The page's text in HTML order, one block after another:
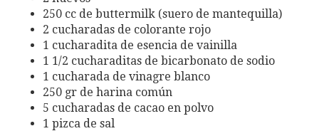
250 cc de buttermilk (suero de mantequilla)
2 cucharadas de colorante rojo
1 cucharadita de esencia de vainilla
1 1/2 cucharaditas de bicarbonato de sodio
1 cucharada de vinagre blanco
250 gr de harina común
5 cucharadas de cacao en polvo
1 pizca de sal